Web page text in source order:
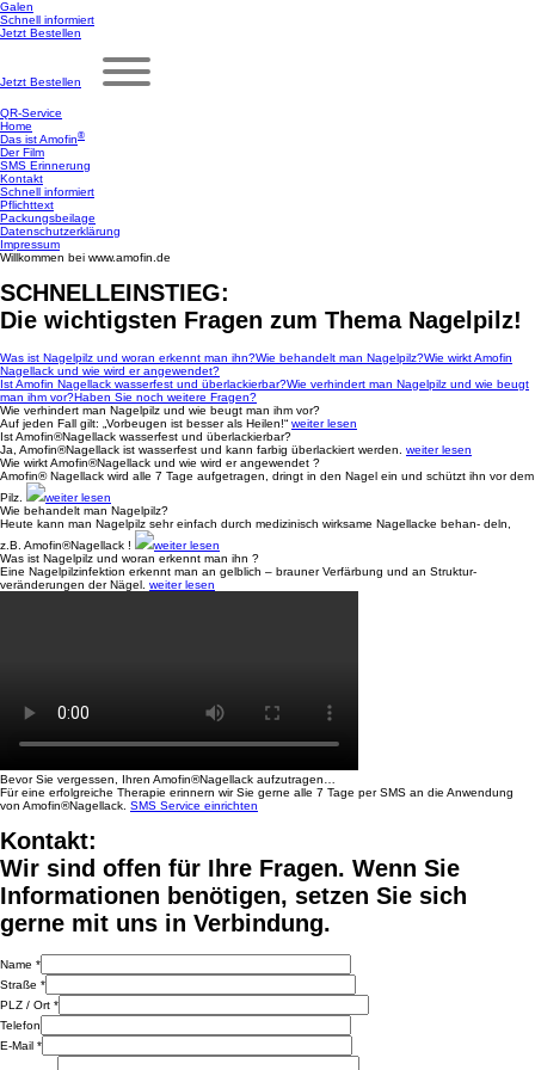
Galen
Schnell informiert
Jetzt Bestellen
Jetzt Bestellen
QR-Service
Home
Das ist Amofin®
Der Film
SMS Erinnerung
Kontakt
Schnell informiert
Pflichttext
Packungsbeilage
Datenschutzerklärung
Impressum
Willkommen bei www.amofin.de
SCHNELLEINSTIEG:
Die wichtigsten Fragen zum Thema Nagelpilz!
Was ist Nagelpilz und woran erkennt man ihn?Wie behandelt man Nagelpilz?Wie wirkt Amofin
Nagellack und wie wird er angewendet?
Ist Amofin Nagellack wasserfest und überlackierbar?Wie verhindert man Nagelpilz und wie beugt
man ihm vor?Haben Sie noch weitere Fragen?
Wie verhindert man Nagelpilz und wie beugt man ihm vor?
Auf jeden Fall gilt:
„Vorbeugen ist besserals Heilen!“ weiter lesen
Ist Amofin®Nagellack wasserfest und überlackierbar?
Ja, Amofin®Nagellack ist wasserfest und kann farbig überlackiert werden. weiter lesen
Wie wirkt Amofin®Nagellack und wie wird er angewendet ?
Amofin® Nagellack wird alle 7 Tage aufgetragen, dringt in den Nagel ein und schützt ihn vor dem
Pilz.
weiter lesen
Wie behandelt man Nagelpilz?
Heute kann man Nagelpilz sehreinfach durch medizinisch wirksame Nagellacke behan- deln,
z.B. Amofin®Nagellack !
weiter lesen
Was ist Nagelpilz und woran erkennt man ihn ?
Eine Nagelpilzinfektion erkennt man an gelblich – braunerVerfärbung und an Struktur-
veränderungen der Nägel. weiter lesen
Bevor Sie vergessen, Ihren Amofin®Nagellack aufzutragen…
Für eine erfolgreiche Therapie erinnern wir Sie gerne alle 7 Tage per SMS an die Anwendung
von Amofin®Nagellack. SMS Service einrichten
Kontakt:
Wir sind offen für Ihre Fragen. Wenn Sie
Informationen benötigen, setzen Sie sich
gerne mit uns in Verbindung.
Name *
Straße *
PLZ / Ort *
Telefon
E-Mail *